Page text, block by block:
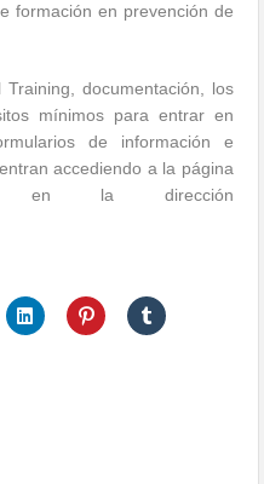
formación en prevención de
documentación, los
mínimos para entrar en
de información e
accediendo a la página
en la dirección